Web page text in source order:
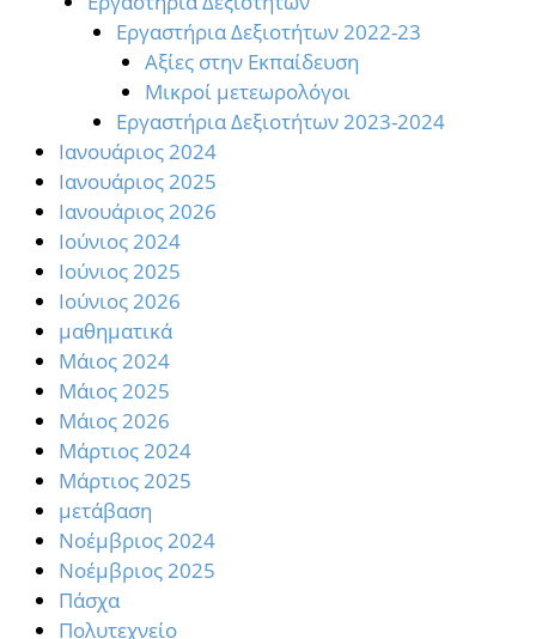
Εργαστήρια Δεξιοτήτων 2022-23
Αξίες στην Εκπαίδευση
Μικροί μετεωρολόγοι
Εργαστήρια Δεξιοτήτων 2023-2024
Ιανουάριος 2024
Ιανουάριος 2025
Ιανουάριος 2026
Ιούνιος 2024
Ιούνιος 2025
Ιούνιος 2026
μαθηματικά
Μάιος 2024
Μάιος 2025
Μάιος 2026
Μάρτιος 2024
Μάρτιος 2025
μετάβαση
Νοέμβριος 2024
Νοέμβριος 2025
Πάσχα
Πολυτεχνείο